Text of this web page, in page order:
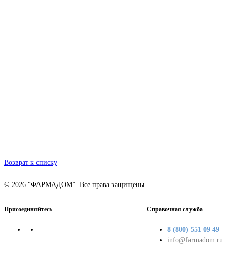
Возврат к списку
© 2026 “ФАРМАДОМ”. Все права защищены.
Присоединяйтесь Справочная служба
8 (800) 551 09 49
info@farmadom.ru